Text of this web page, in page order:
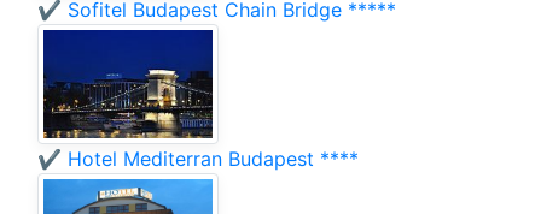
✔️ Sofitel Budapest Chain Bridge *****
✔️ Hotel Mediterran Budapest ****